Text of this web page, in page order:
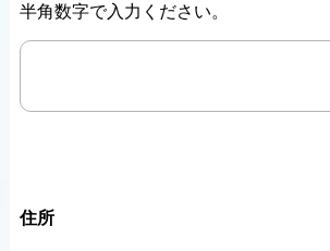
半角数字で入力ください。
住所